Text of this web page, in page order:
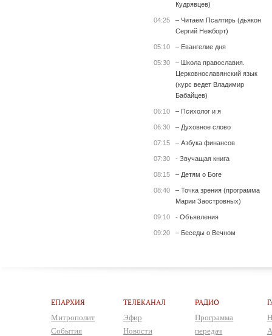
Кудрявцев)
04:25
– Читаем Псалтирь (дьякон
Сергий Нежборт)
05:10 – Евангелие дня
05:30
– Школа православия.
Церковнославянский язык
(курс ведет Владимир
Бабайцев)
06:10 – Психолог и я
06:30 – Духовное слово
07:15 – Азбука финансов
07:30 - Звучащая книга
08:15 – Детям о Боге
08:40
– Точка зрения (программа
Марии Заостровных)
09:10 - Объявления
09:20 – Беседы о Вечном
ЕПАРХИЯ
Митрополит
События
ТЕЛЕКАНАЛ
Эфир
Новости
РАДИО
Программа
передач